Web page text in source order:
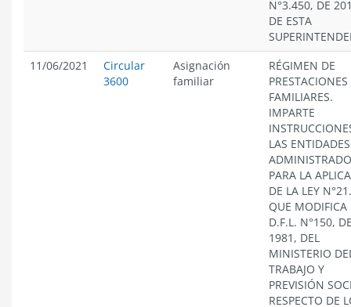
N°3.450, DE
DE ESTA
11/06/2021
Circular
3600
Asignación
familiar
RÉGIMEN DE
PRESTACIONES
FAMILIARES.
IMPARTE
LAS ENTIDADES
PARA LA
DE LA LEY
QUE MODIFICA
D.F.L. N°150,
1981, DEL
MINISTERIO
TRABAJO Y
PREVISIÓN
RESPECTO DE